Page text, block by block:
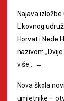
Najava
Likovnog
Horvat i Nede
nazivom
više… →
Nova škola
umjetnike –